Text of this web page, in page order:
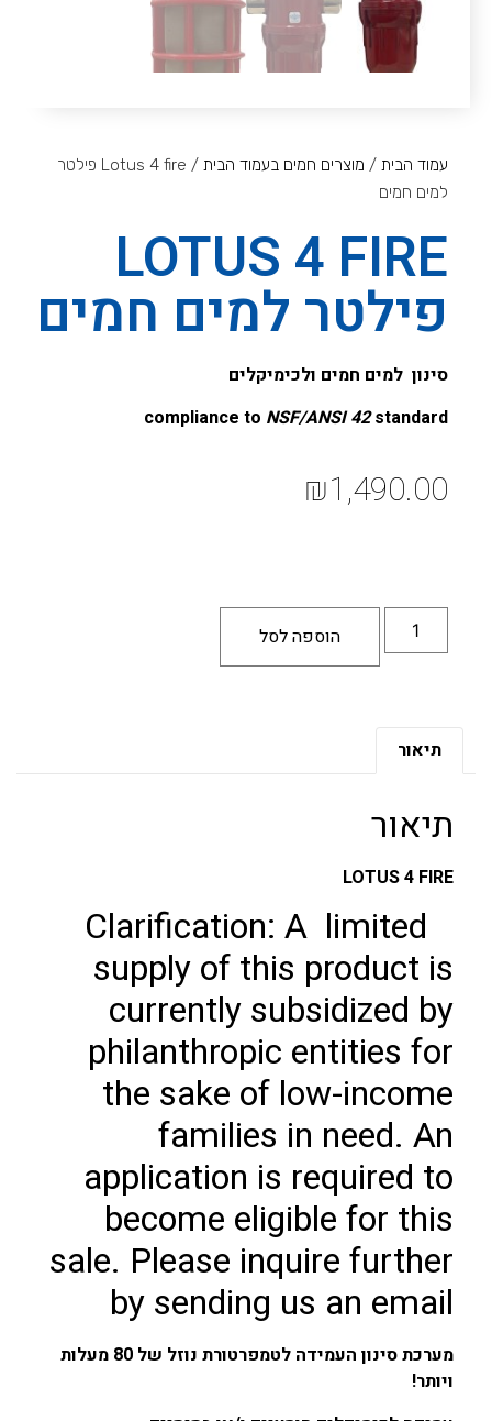
עמוד הבית / מוצרים חמים בעמוד הבית
/ Lotus 4 fire פילטר
למים חמים
LOTUS 4 FIRE
פילטר למים חמים
סינון למים חמים ולכימיקלים
compliance to NSF/ANSI 42standard
₪1,490.00
הוספה לסל
תיאור
תיאור
LOTUS 4 FIRE
Clarification: A limited
supply of this product is
currently subsidized by
philanthropic entities for
the sake of low-income
families in need. An
application is required to
become eligible for this
sale. Please inquire further
by sending us an email
מערכת סינון העמידה לטמפרטורת נוזל של 80 מעלות
ויותר!